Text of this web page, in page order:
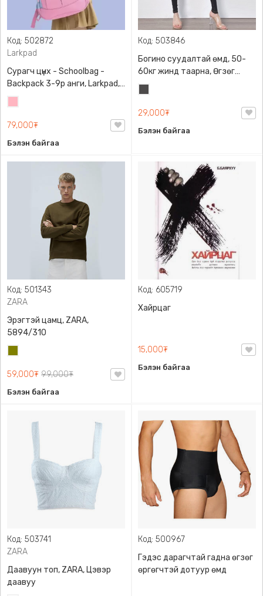
Код: 502872
Larkpad
Сурагч цүнх - Schoolbag -
Backpack 3-9р анги, Larkpad,
9009-10128, Цацруулагчтай,
Олон тасалгаатай
79,000₮
Бэлэн байгаа
Код: 503846
Богино суудалтай өмд, 50-
60кг жинд таарна, Өгзөг
өргөгчтэй
29,000₮
Бэлэн байгаа
Код: 501343
ZARA
Эрэгтэй цамц, ZARA,
5894/310
59,000₮ 99,000₮
Бэлэн байгаа
Код: 605719
Хайрцаг
15,000₮
Бэлэн байгаа
Код: 503741
ZARA
Даавуун топ, ZARA, Цэвэр
даавуу
Код: 500967
Гэдэс дарагчтай гадна өгзөг
өргөгчтэй дотуур өмд